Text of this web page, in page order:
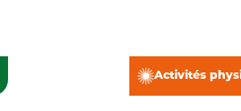
Activités